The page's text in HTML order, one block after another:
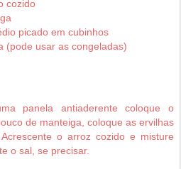
cozido
picado em cubinhos
(pode usar as congeladas)
panela antiaderente coloque o
de manteiga, coloque as ervilhas
o arroz cozido e misture
o sal, se precisar.